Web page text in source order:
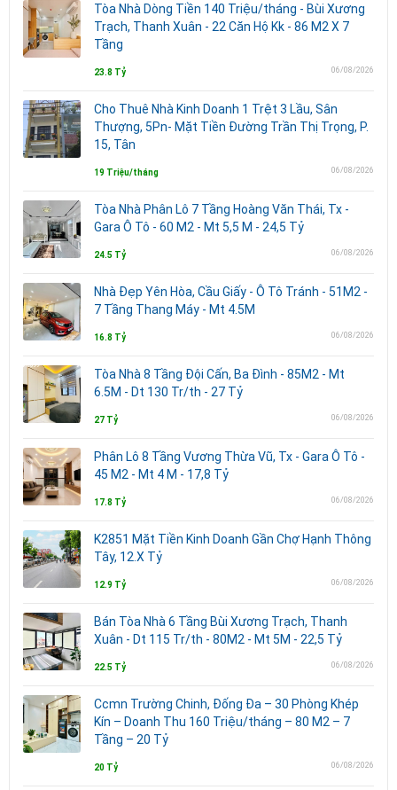
Tòa Nhà Dòng Tiền 140 Triệu/tháng - Bùi Xương
Trạch, Thanh Xuân - 22 Căn Hộ Kk - 86 M2 X 7
Tầng
23.8 Tỷ 06/08/2026
Cho Thuê Nhà Kinh Doanh 1 Trệt 3 Lầu, Sân
Thượng, 5Pn- Mặt Tiền Đường Trần Thị Trọng, P.
15, Tân
19 Triệu/tháng 06/08/2026
Tòa Nhà Phân Lô 7 Tầng Hoàng Văn Thái, Tx -
Gara Ô Tô - 60 M2 - Mt 5,5 M - 24,5 Tỷ
24.5 Tỷ 06/08/2026
Nhà Đẹp Yên Hòa, Cầu Giấy - Ô Tô Tránh - 51M2 -
7 Tầng Thang Máy - Mt 4.5M
16.8 Tỷ 06/08/2026
Tòa Nhà 8 Tầng Đội Cấn, Ba Đình - 85M2 - Mt
6.5M - Dt 130 Tr/th - 27 Tỷ
27 Tỷ 06/08/2026
Phân Lô 8 Tầng Vương Thừa Vũ, Tx - Gara Ô Tô -
45 M2 - Mt 4 M - 17,8 Tỷ
17.8 Tỷ 06/08/2026
K2851 Mặt Tiền Kinh Doanh Gần Chợ Hạnh Thông
Tây, 12.X Tỷ
12.9 Tỷ 06/08/2026
Bán Tòa Nhà 6 Tầng Bùi Xương Trạch, Thanh
Xuân - Dt 115 Tr/th - 80M2 - Mt 5M - 22,5 Tỷ
22.5 Tỷ 06/08/2026
Ccmn Trường Chinh, Đống Đa – 30 Phòng Khép
Kín – Doanh Thu 160 Triệu/tháng – 80 M2 – 7
Tầng – 20 Tỷ
20 Tỷ 06/08/2026